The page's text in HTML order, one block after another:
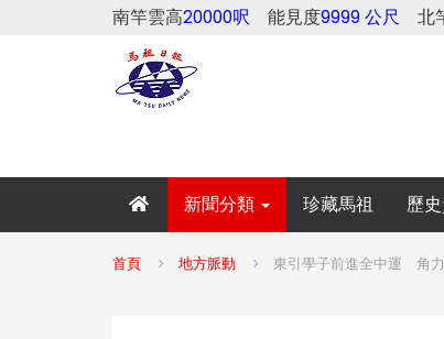
南竿雲高20000呎 能見度9999 公尺 北
新聞分類 珍藏馬祖 歷
首頁 地方脈動 東引學子前進全中運 角